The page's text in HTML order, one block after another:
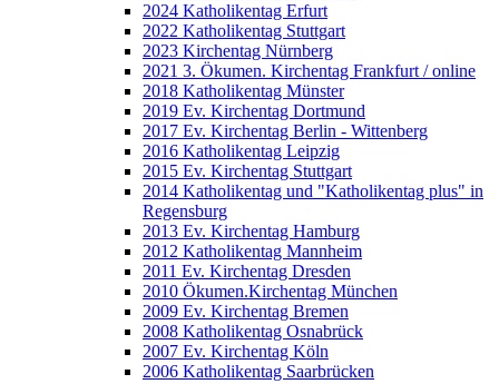
2024 Katholikentag Erfurt
2022 Katholikentag Stuttgart
2023 Kirchentag Nürnberg
2021 3. Ökumen. Kirchentag Frankfurt / online
2018 Katholikentag Münster
2019 Ev. Kirchentag Dortmund
2017 Ev. Kirchentag Berlin - Wittenberg
2016 Katholikentag Leipzig
2015 Ev. Kirchentag Stuttgart
2014 Katholikentag und "Katholikentag plus" in
Regensburg
2013 Ev. Kirchentag Hamburg
2012 Katholikentag Mannheim
2011 Ev. Kirchentag Dresden
2010 Ökumen.Kirchentag München
2009 Ev. Kirchentag Bremen
2008 Katholikentag Osnabrück
2007 Ev. Kirchentag Köln
2006 Katholikentag Saarbrücken